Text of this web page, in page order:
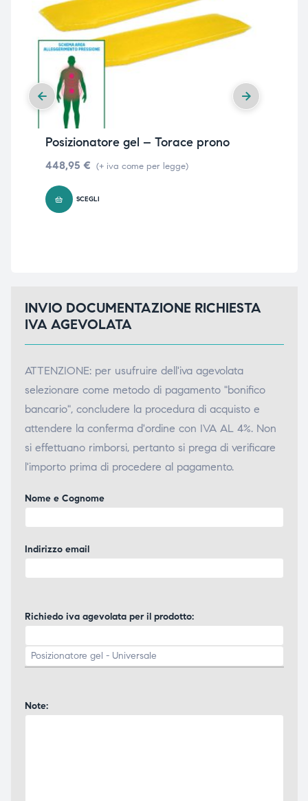
Posizionatore gel – Torace prono
448,95 € (+ iva come per legge)
SCEGLI
INVIO DOCUMENTAZIONE RICHIESTA
IVA AGEVOLATA
ATTENZIONE: per usufruire dell'iva agevolata
selezionare come metodo di pagamento "bonifico
bancario", concludere la procedura di acquisto e
attendere la conferma d'ordine con IVA AL 4%. Non
si effettuano rimborsi, pertanto si prega di verificare
l'importo prima di procedere al pagamento.
Nome e Cognome
Indirizzo email
Richiedo iva agevolata per il prodotto:
Note: